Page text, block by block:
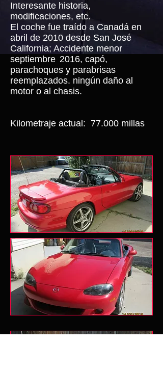
Interesante historia,
modificaciones, etc.
El coche fue traído a Canadá en
abril de 2010 desde San José
California; Accidente menor
septiembre 2016, capó,
parachoques y parabrisas
reemplazados. ningún daño al
motor o al chasis.
Kilometraje actual: 77.000 millas